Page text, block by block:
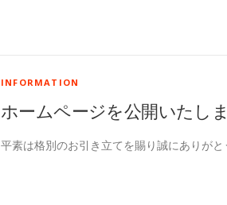
INFORMATION
ホームページを公開いたし
平素は格別のお引き立てを賜り誠にありが